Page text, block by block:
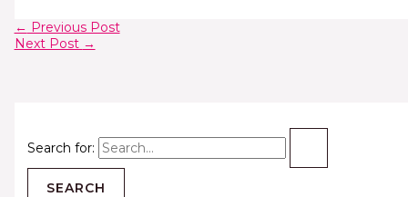
Search for:
← Previous Post
Next Post →